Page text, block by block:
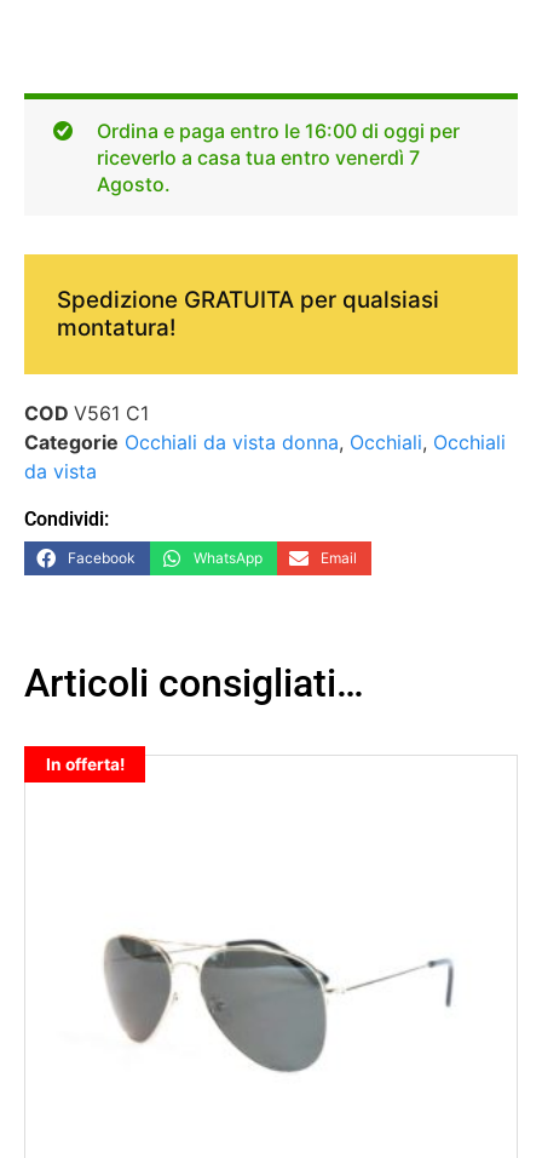
Ordina e paga entro le 16:00 di oggi per
riceverlo a casa tua entro venerdì 7
Agosto.
Spedizione GRATUITA per qualsiasi
montatura!
COD V561 C1
Categorie Occhiali da vista donna, Occhiali, Occhiali
da vista
Condividi:
Facebook WhatsApp Email
Articoli consigliati…
In offerta!